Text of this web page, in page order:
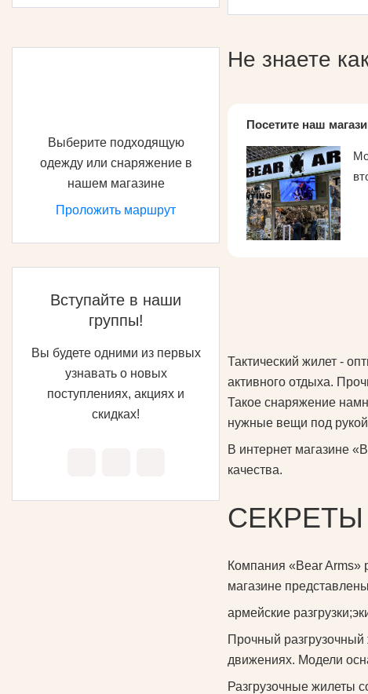
Выберите подходящую
одежду или снаряжение в
нашем магазине
Проложить маршрут
Вступайте в наши
группы!
Вы будете одними из первых
узнавать о новых
поступлениях, акциях и
скидках!
Не знаете
Посетите наш
Тактический жилет -
активного отдыха.
Такое снаряжение
нужные вещи под
В интернет магазине
качества.
Компания «Bear Arms»
магазине
армейские разгрузки;
Прочный разгрузочный
движениях. Модели
Разгрузочные жилеты